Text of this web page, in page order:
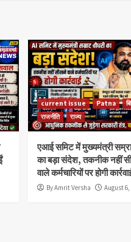
current issue Patna
राजनीति
राज्य
एआई समिट में मुख्यमंत्री
का बड़ा संदेश, तकनीक नहीं
वाले कर्मचारियों पर होगी
By Amrit Versha August 6,